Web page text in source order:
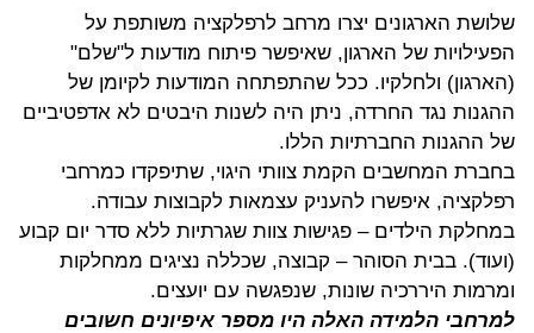
שלושת הארגונים יצרו מרחב לרפלקציה משותפת על
הפעילויות של הארגון, שאיפשר פיתוח מודעות ל"שלם"
(הארגון) ולחלקיו. ככל שהתפתחה המודעות לקיומן של
ההגנות נגד החרדה, ניתן היה לשנות היבטים לא אדפטיביים
של ההגנות החברתיות הללו.
בחברת המחשבים הקמת צוותי היגוי, שתיפקדו כמרחבי
רפלקציה, איפשרו להעניק עצמאות לקבוצות עבודה.
במחלקת הילדים – פגישות צוות שגרתיות ללא סדר יום קבוע
(ועוד). בבית הסוהר – קבוצה, שכללה נציגים ממחלקות
ומרמות היררכיה שונות, שנפגשה עם יועצים.
למרחבי הלמידה האלה היו מספר איפיונים חשובים